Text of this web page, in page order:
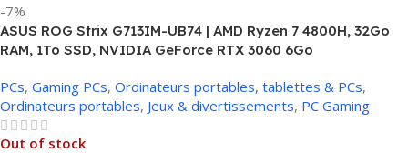
ETAT Neuf
-7%
ASUS ROG Strix G713IM-UB74 | AMD Ryzen 7 4800H, 32Go
RAM, 1To SSD, NVIDIA GeForce RTX 3060 6Go
PCs, Gaming PCs, Ordinateurs portables, tablettes & PCs,
Ordinateurs portables, Jeux & divertissements, PС Gaming
Out of stock